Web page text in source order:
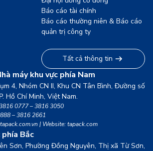
máy khu vực phía Nam
4, Nhóm CN II, Khu CN Tân Bình, Đường số
Hồ Chí Minh, Việt Nam.
0777 – 3816 3050
– 3816 2661
| Website: tapack.com
phía Bắc
Sơn, Phường Đồng Nguyên, Thị xã Từ Sơn,
Báo cáo tài chính
Báo cáo thường niên & Báo cáo
quản trị công ty
Tất cả thông tin